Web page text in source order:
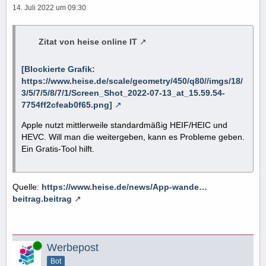
14. Juli 2022 um 09:30
Zitat von heise online IT
[Blockierte Grafik:
https://www.heise.de/scale/geometry/450/q80//imgs/18/
3/5/7/5/8/7/1/Screen_Shot_2022-07-13_at_15.59.54-
7754ff2cfeab0f65.png]
Apple nutzt mittlerweile standardmäßig HEIF/HEIC und
HEVC. Will man die weitergeben, kann es Probleme geben.
Ein Gratis-Tool hilft.
Quelle: https://www.heise.de/news/App-wande…
beitrag.beitrag
Online Werbepost
Bot